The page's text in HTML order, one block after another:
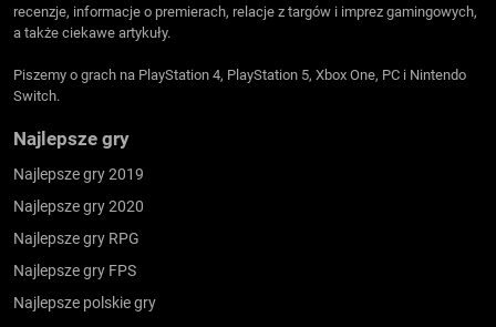
recenzje, informacje o premierach, relacje z targów i imprez gamingowych,
a także ciekawe artykuły.
Piszemy o grach na PlayStation 4, PlayStation 5, Xbox One, PC i Nintendo
Switch.
Najlepsze gry
Najlepsze gry 2019
Najlepsze gry 2020
Najlepsze gry RPG
Najlepsze gry FPS
Najlepsze polskie gry